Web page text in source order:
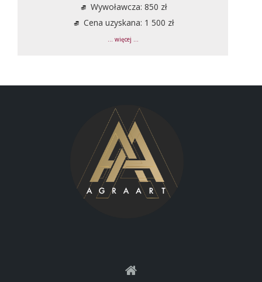
Wywoławcza: 850 zł
Cena uzyskana: 1 500 zł
... więcej ...